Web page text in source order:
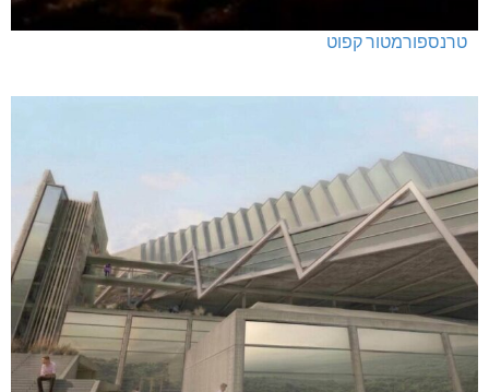
טרנספורמטור קפוט